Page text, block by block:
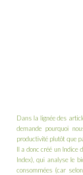
Dans la lignée des
demande pourquoi
productivité plutôt que
Il a donc créé un Indice
Index), qui analyse le
consommées (car